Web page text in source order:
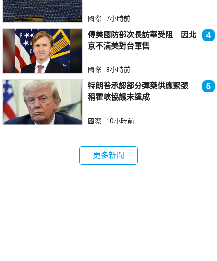
國際 7小時前
傳美國防部次長訪華受阻 因北
京不滿美對台軍售
4
國際 8小時前
特朗普承認部分彈藥供應緊張
稱霍峽協議未達成
5
國際 10小時前
更多新聞